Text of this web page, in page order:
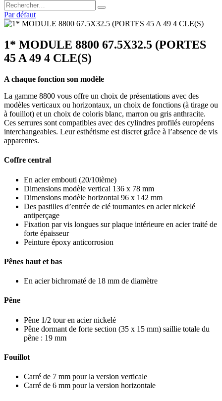
Par défaut
1* MODULE 8800 67.5X32.5 (PORTES
45 A 49 4 CLE(S)
A chaque fonction son modèle
La gamme 8800 vous offre un choix de présentations avec des
modèles verticaux ou horizontaux, un choix de fonctions (à tirage ou
à fouillot) et un choix de coloris blanc, marron ou gris anthracite.
Ces serrures sont compatibles avec des cylindres profilés européens
interchangeables. Leur esthétisme est discret grâce à l’absence de vis
apparentes.
Coffre central
En acier embouti (20/10ième)
Dimensions modèle vertical 136 x 78 mm
Dimensions modèle horizontal 96 x 142 mm
Des pastilles d’entrée de clé tournantes en acier nickelé
antiperçage
Fixation par vis longues sur plaque intérieure en acier traité de
forte épaisseur
Peinture époxy anticorrosion
Pênes haut et bas
En acier bichromaté de 18 mm de diamètre
Pêne
Pêne 1/2 tour en acier nickelé
Pêne dormant de forte section (35 x 15 mm) saillie totale du
pêne : 19 mm
Fouillot
Carré de 7 mm pour la version verticale
Carré de 6 mm pour la version horizontale